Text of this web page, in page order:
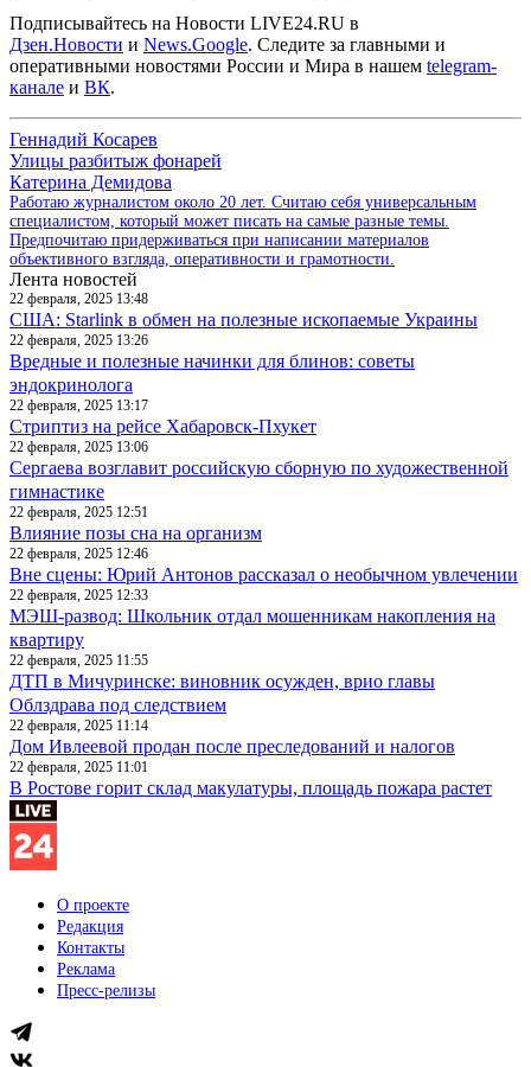
Подписывайтесь на Новости LIVE24.RU в
Дзен.Новости и News.Google. Следите за главными и
оперативными новостями России и Мира в нашем telegram-
канале и ВК.
Геннадий Косарев
Улицы разбитыж фонарей
Катерина Демидова
Работаю журналистом около 20 лет. Считаю себя универсальным
специалистом, который может писать на самые разные темы.
Предпочитаю придерживаться при написании материалов
объективного взгляда, оперативности и грамотности.
Лента новостей
22 февраля, 2025 13:48
США: Starlink в обмен на полезные ископаемые Украины
22 февраля, 2025 13:26
Вредные и полезные начинки для блинов: советы
эндокринолога
22 февраля, 2025 13:17
Стриптиз на рейсе Хабаровск-Пхукет
22 февраля, 2025 13:06
Сергаева возглавит российскую сборную по художественной
гимнастике
22 февраля, 2025 12:51
Влияние позы сна на организм
22 февраля, 2025 12:46
Вне сцены: Юрий Антонов рассказал о необычном увлечении
22 февраля, 2025 12:33
МЭШ-развод: Школьник отдал мошенникам накопления на
квартиру
22 февраля, 2025 11:55
ДТП в Мичуринске: виновник осужден, врио главы
Облздрава под следствием
22 февраля, 2025 11:14
Дом Ивлеевой продан после преследований и налогов
22 февраля, 2025 11:01
В Ростове горит склад макулатуры, площадь пожара растет
О проекте
Редакция
Контакты
Реклама
Пресс-релизы